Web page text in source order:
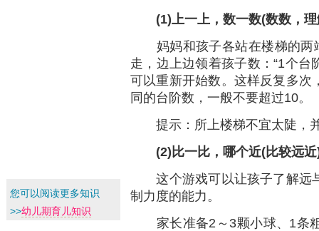
(1) 上一上，数一数(数数，
妈妈和孩子各站在楼梯的两
走，边上边领着孩子数：“1个
可以重新开始数。这样反复多次
同的台阶数，一般不要超过10。
提示：所上楼梯不宜太陡，
(2)比一比，哪个近(比较远
这个游戏可以让孩子了解远
制力度的能力。
家长准备2～3颗小球、1条
您可以阅读更多知识
>>幼儿期育儿知识